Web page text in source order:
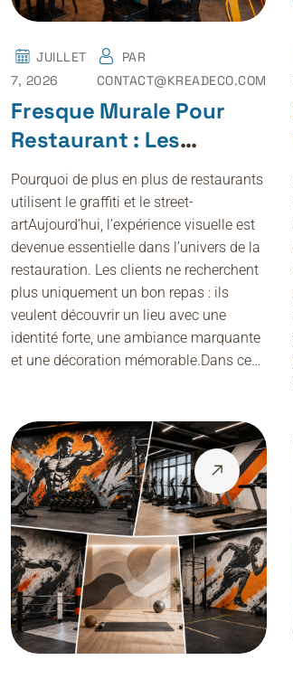
JUILLET
7, 2026
PAR
CONTACT@KREADECO.COM
Fresque Murale Pour
Restaurant : Les
Tendances Déco Street-
Art En 2026
Pourquoi de plus en plus de restaurants
utilisent le graffiti et le street-
artAujourd’hui, l’expérience visuelle est
devenue essentielle dans l’univers de la
restauration. Les clients ne recherchent
plus uniquement un bon repas : ils
veulent découvrir un lieu avec une
identité forte, une ambiance marquante
et une décoration mémorable.Dans ce…